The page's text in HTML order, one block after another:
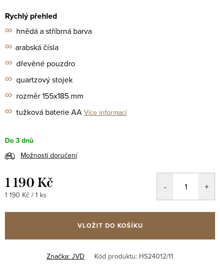
Rychlý přehled
∞ hnědáa stříbrná barva
∞ arabská čísla
∞ dřevěné pouzdro
∞ quartzový stojek
∞ rozměr 155x185 mm
∞ tužková baterie AA Více informací
Do 3 dnů
Možnosti doručení
1 190 Kč
Měrná
1 190 Kč / 1 ks
VLOŽIT DO KOŠÍKU
Značka: JVD Kód produktu: HS24012/11